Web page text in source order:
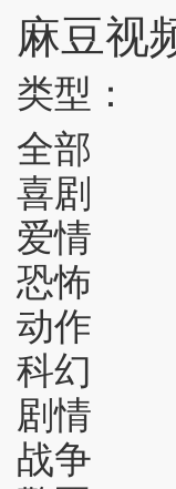
麻豆视
类型：
全部
喜剧
爱情
恐怖
动作
科幻
剧情
战争